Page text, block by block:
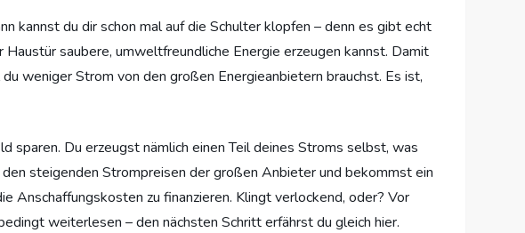
kannst du dir schon mal auf die Schulter klopfen – denn es gibt echt
saubere, umweltfreundliche Energie erzeugen kannst. Damit
weniger Strom von den großen Energieanbietern brauchst. Es ist,
sparen. Du erzeugst nämlich einen Teil deines Stroms selbst, was
steigenden Strompreisen der großen Anbieter und bekommst ein
Anschaffungskosten zu finanzieren. Klingt verlockend, oder? Vor
weiterlesen – den nächsten Schritt erfährst du gleich hier.